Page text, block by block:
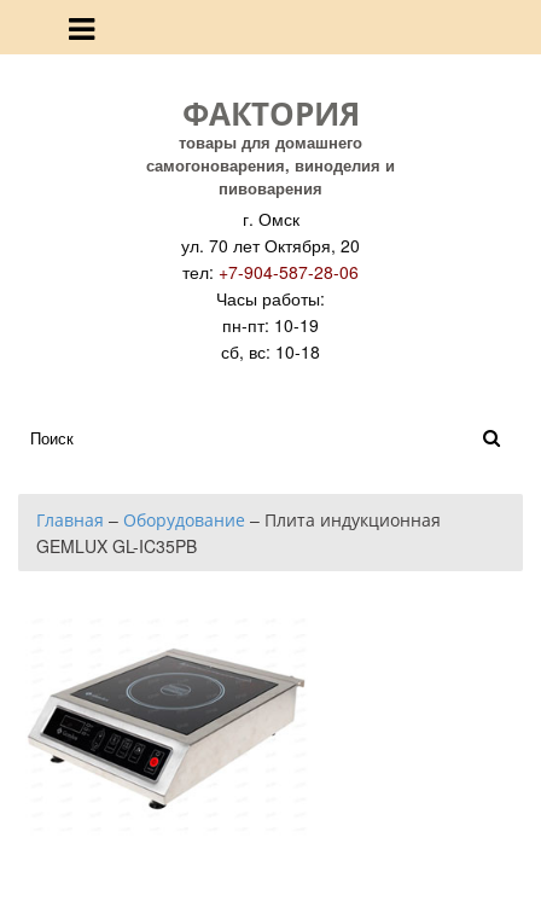
ФАКТОРИЯ
товары для домашнего
самогоноварения, виноделия и
пивоварения
г. Омск
ул. 70 лет Октября, 20
тел: +7-904-587-28-06
Часы работы:
пн-пт: 10-19
сб, вс: 10-18
Главная – Оборудование – Плита индукционная
GEMLUX GL-IC35PB